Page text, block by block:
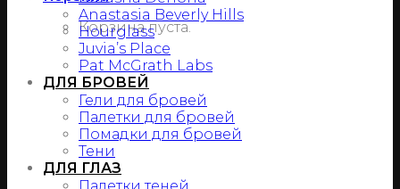
Корзина пуста.
Anastasia Beverly Hills
Hourglass
Juvia’s Place
Pat McGrath Labs
ДЛЯ БРОВЕЙ
Гели для бровей
Палетки для бровей
Помадки для бровей
Тени
ДЛЯ ГЛАЗ